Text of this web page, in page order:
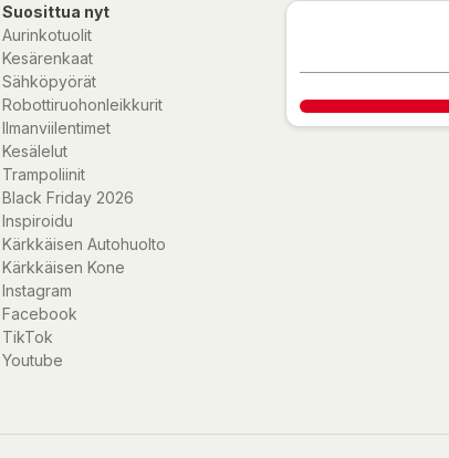
Suosittua nyt
Aurinkotuolit
Kesärenkaat
Sähköpyörät
Robottiruohonleikkurit
Ilmanviilentimet
Kesälelut
Trampoliinit
Black Friday 2026
Inspiroidu
Kärkkäisen Autohuolto
Kärkkäisen Kone
Instagram
Facebook
TikTok
Youtube